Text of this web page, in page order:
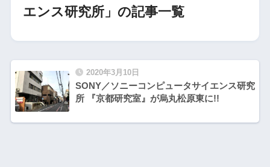
エンス研究所」の記事一覧
2020年3月10日
SONY／ソニーコンピュータサイエンス研究
所 『京都研究室』が烏丸松原東に!!